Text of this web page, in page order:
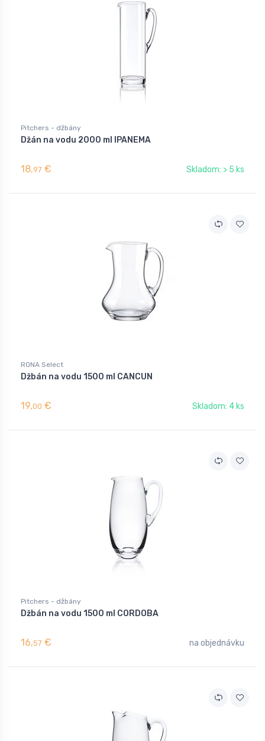
Pitchers - džbány
Džán na vodu 2000 ml IPANEMA
18,97 € Skladom: > 5 ks
RONA Select
Džbán na vodu 1500 ml CANCUN
19,00 € Skladom: 4 ks
Pitchers - džbány
Džbán na vodu 1500 ml CORDOBA
16,57 € na objednávku